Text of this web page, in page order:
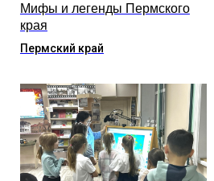
Мифы и легенды Пермского
края
Пермский край